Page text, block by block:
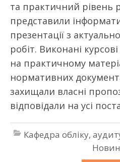
та практичний рівень
представили
презентації з
робіт. Виконані
на практичному
нормативних
захищали власні
відповідали на усі
Кафедра обліку,